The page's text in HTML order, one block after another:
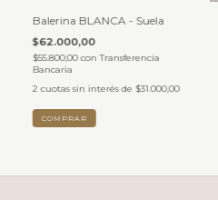
Balerina BLANCA - Suela
$62.000,00
$55.800,00con Transferencia
Bancaria
2 cuotas sin interés de $31.000,00
COMPRAR